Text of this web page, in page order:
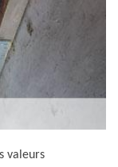
valeurs